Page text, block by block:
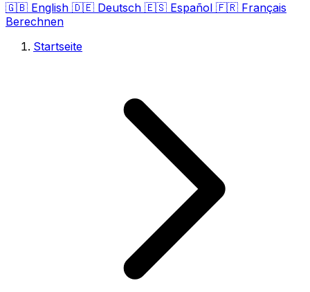
🇬🇧 English 🇩🇪 Deutsch 🇪🇸 Español 🇫🇷 Français
Berechnen
Startseite